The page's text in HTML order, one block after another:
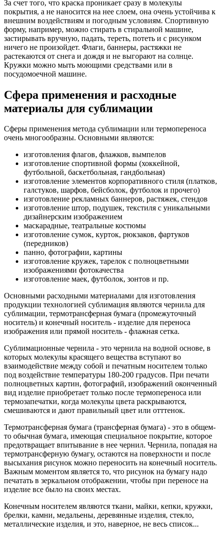
За счет того, что краска проникает сразу в молекулы
покрытия, а не наносится на нее слоем, она очень устойчива к
внешним воздействиям и погодным условиям. Спортивную
форму, например, можно стирать в стиральной машине,
застирывать вручную, падать, тереть, потеть и с рисунком
ничего не произойдет. Флаги, баннеры, растяжки не
растекаются от снега и дождя и не выгорают на солнце.
Кружки можно мыть моющими средствами или в
посудомоечной машине.
Сфера применения и расходные
материалы для сублимации
Сферы применения метода сублимации или термопереноса
очень многообразны. Основными являются:
изготовления флагов, флажков, вымпелов
изготовление спортивной формы (хоккейной,
футбольной, баскетбольная, гандбольная)
изготовление элементов корпоративного стиля (платков,
галстуков, шарфов, бейсболок, футболок и прочего)
изготовление рекламных баннеров, растяжек, стендов
изготовление штор, подушек, текстиля с уникальными
дизайнерским изображением
маскарадные, театральные костюмы
изготовление сумок, курток, рюкзаков, фартуков
(передников)
панно, фотографии, картины
изготовление кружек, тарелок с полноцветными
изображениями фотокачества
изготовление маек, футболок, зонтов и пр.
Основными расходными материалами для изготовления
продукции технологией сублимация являются чернила для
сублимации, термотрансферная бумага (промежуточный
носитель) и конечный носитель - изделие для переноса
изображения или прямой носитель - флажная сетка.
Сублимационные чернила - это чернила на водной основе, в
которых молекулы красящего вещества вступают во
взаимодействие между собой и печатным носителем только
под воздействие температуры 180-200 градусов. При печати
полноцветных картин, фотографий, изображений оконченный
вид изделие приобретает только после термопереноса или
термозапечатки, когда молекулы цвета раскрываются,
смешиваются и дают правильный цвет или отттенок.
Термотрансферная бумага (трансферная бумага) - это в общем-
то обычная бумага, имеющая специальное покрытие, которое
предотвращает впитывание в нее чернил. Чернила, попадая на
термотрансферную бумагу, остаются на поверхности и после
высыхания рисунок можно переносить на конечный носитель.
Важным моментом является то, что рисунок на бумагу надо
печатать в зеркальном отображении, чтобы при переносе на
изделие все было на своих местах.
Конечным носителем являются ткани, майки, кепки, кружки,
брелки, камни, медальены, деревянные изделия, стекло,
металлические изделия, и это, наверное, не весь список...